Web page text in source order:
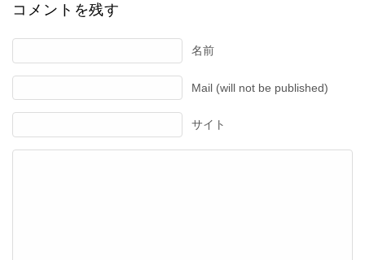
コメントを残す
名前
Mail (will not be published)
サイト